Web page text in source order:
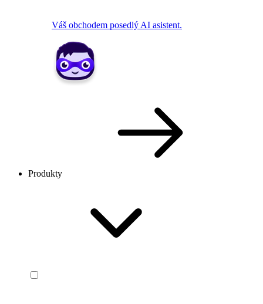
Váš obchodem posedlý AI asistent.
Produkty